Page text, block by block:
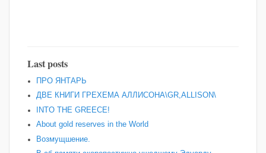
Last posts
ПРО ЯНТАРЬ
ДВЕ КНИГИ ГРЕХЕМА АЛЛИСОНА\GR,ALLISON\
INTO THE GREECE!
About gold reserves in the World
Возмущшение.